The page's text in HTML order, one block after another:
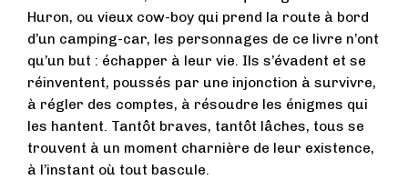
Huron, ou vieux cow-boy qui prend la route à bord
d’un camping-car, les personnages de ce livre n’ont
qu’un but : échapper à leur vie. Ils s’évadent et se
réinventent, poussés par une injonction à survivre,
à régler des comptes, à résoudre les énigmes qui
les hantent. Tantôt braves, tantôt lâches, tous se
trouvent à un moment charnière de leur existence,
à l’instant où tout bascule.